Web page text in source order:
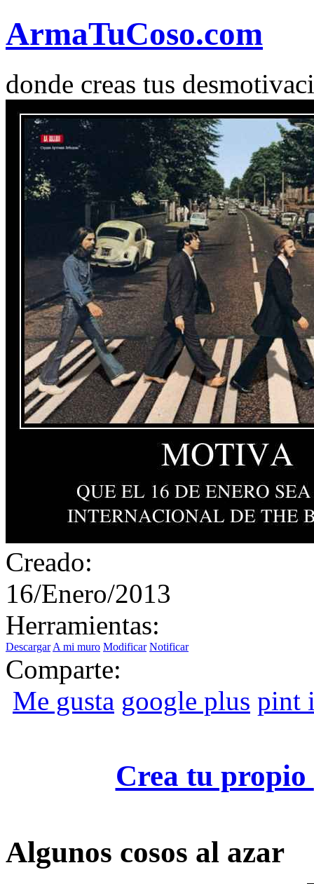
ArmaTuCoso.com
donde creas tus
Creado:
16/Enero/2013
Herramientas:
Descargar A mi muro Modificar Notificar
Comparte:
Me gusta google plus pint
Crea tu propio
Algunos cosos al azar